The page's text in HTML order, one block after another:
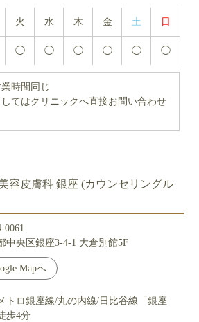
火 水 木 金 土 日
◯ ◯ ◯ ◯ ◯ ◯
時間同じ
てはクリニックへ直接お問い合わせ
容皮膚科 銀座 (カウンセリングル
0061
中央区銀座3-4-1 大倉別館5F
Mapへ
トロ銀座線/丸の内線/日比谷線「銀座
歩4分